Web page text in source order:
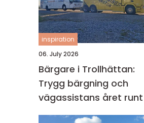
inspiration
06. July 2026
Bärgare i Trollhättan:
Trygg bärgning och
vägassistans året runt